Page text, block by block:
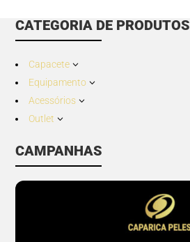
CATEGORIA DE PRODUTOS
Capacete 3
Equipamento 3
Acessórios 3
Outlet 3
CAMPANHAS